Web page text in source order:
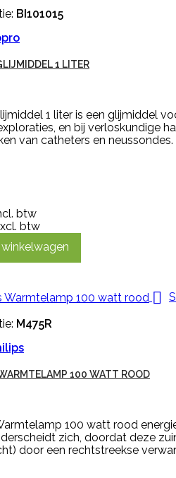
BI101015
1 LITER
1 liter is een glijmiddel
en bij verloskundige
van catheters en neussondes.
btw
btw
winkelwagen

M475R
100 WATT ROOD
100 watt rood
zich, doordat deze
door een rechtstreekse